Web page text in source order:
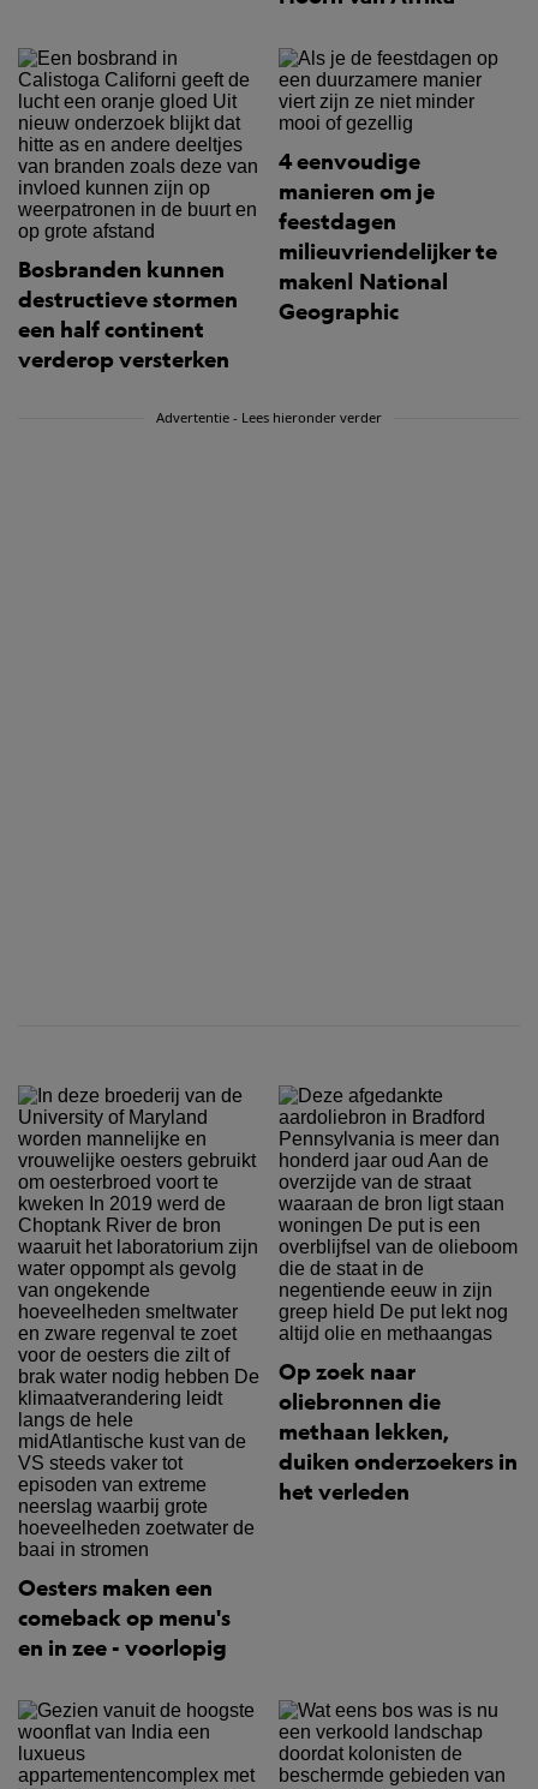
Bosbranden kunnen
destructieve stormen
een half continent
verderop versterken
4 eenvoudige
manieren om je
feestdagen
milieuvriendelijker te
maken| National
Geographic
Advertentie - Lees hieronder verder
Oesters maken een
comeback op menu's
en in zee - voorlopig
Op zoek naar
oliebronnen die
methaan lekken,
duiken onderzoekers in
het verleden